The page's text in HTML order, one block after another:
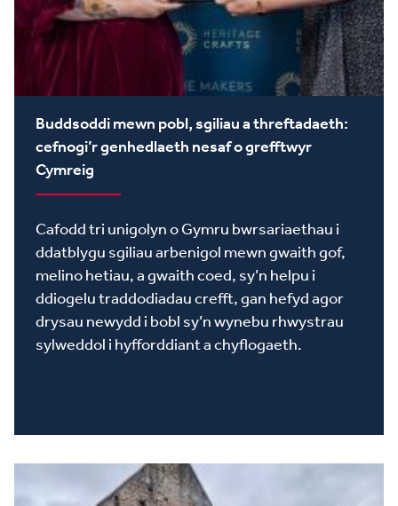
Buddsoddi mewn pobl, sgiliau a threftadaeth:
cefnogi’r genhedlaeth nesaf o grefftwyr
Cymreig
Cafodd tri unigolyn o Gymru bwrsariaethau i
ddatblygu sgiliau arbenigol mewn gwaith gof,
melino hetiau, a gwaith coed, sy’n helpu i
ddiogelu traddodiadau crefft, gan hefyd agor
drysau newydd i bobl sy’n wynebu rhwystrau
sylweddol i hyfforddiant a chyflogaeth.